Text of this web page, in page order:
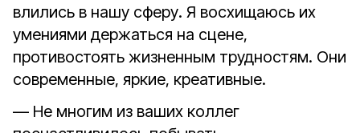
влились в нашу сферу. Я восхищаюсь их
умениями держаться на сцене,
противостоять жизненным трудностям. Они
современные, яркие, креативные.
— Не многим из ваших коллег